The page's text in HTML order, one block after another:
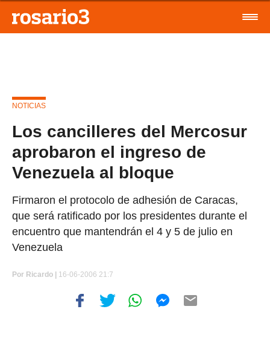
NOTICIAS
Los cancilleres del Mercosur
aprobaron el ingreso de
Venezuela al bloque
Firmaron el protocolo de adhesión de Caracas,
que será ratificado por los presidentes durante el
encuentro que mantendrán el 4 y 5 de julio en
Venezuela
Por Ricardo | 16-06-2006 21:7